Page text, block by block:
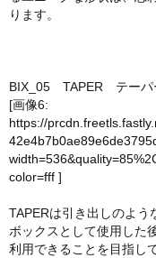
ります。
BIX_05 TAPER テーパ
[画像6:
https://
color=fff ]
TAPERは引き出しのよう
ボックスとして使用した
利用できることを目指し